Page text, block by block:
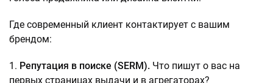
Где современный клиент контактирует с вашим
брендом:
Репутация в поиске (SERM). Что пишут о вас на
первых страницах выдачи и в агрегаторах?